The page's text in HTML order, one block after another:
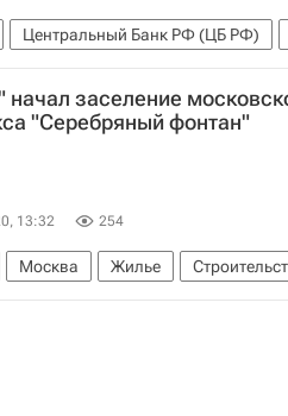
Центральный Банк РФ (ЦБ РФ)
начал заселение
"Серебряный фонтан"
13:32 254
Москва Жилье